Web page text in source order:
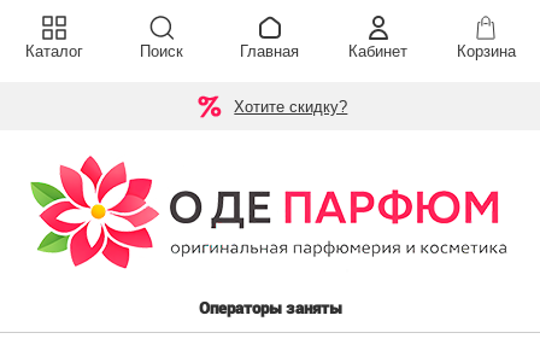
Хотите скидку?
Операторы заняты
Каталог Поиск Главная Кабинет Корзина